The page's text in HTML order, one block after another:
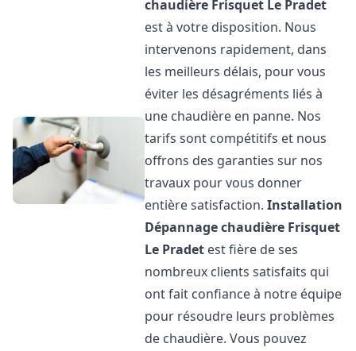
chaudière Frisquet Le Pradet
est à votre disposition. Nous
intervenons rapidement, dans
les meilleurs délais, pour vous
éviter les désagréments liés à
une chaudière en panne. Nos
tarifs sont compétitifs et nous
offrons des garanties sur nos
travaux pour vous donner
entière satisfaction.Installation
Dépannage chaudière Frisquet
Le Pradet est fière de ses
nombreux clients satisfaits qui
ont fait confiance à notre équipe
pour résoudre leurs problèmes
de chaudière. Vous pouvez